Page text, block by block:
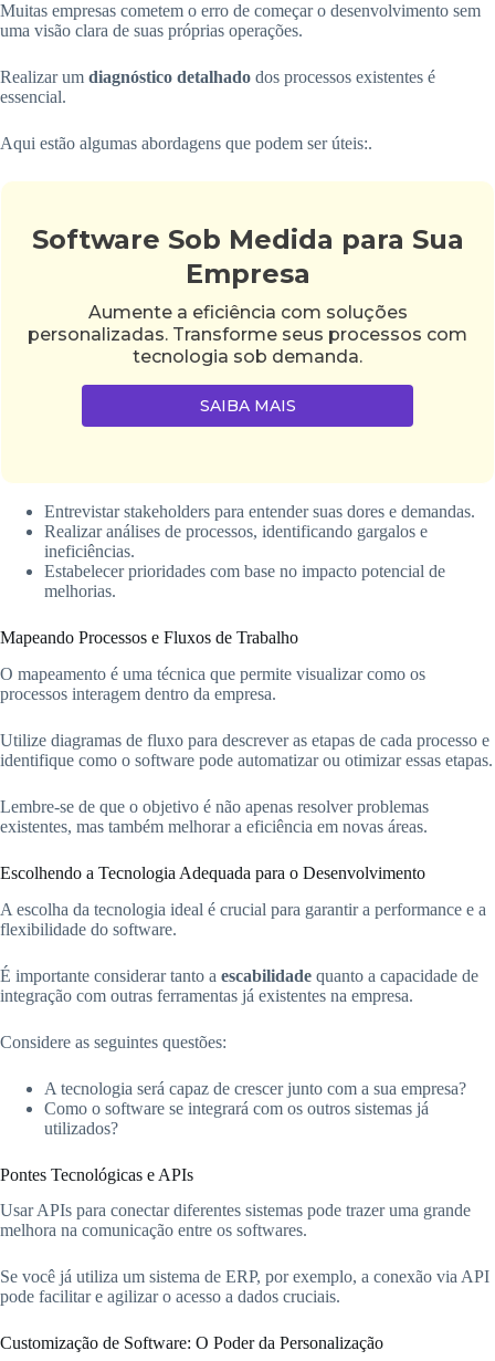
Muitas empresas cometem o erro de começar o desenvolvimento sem
uma visão clara de suas próprias operações.
Realizar um diagnóstico detalhado dos processos existentes é
essencial.
Aqui estão algumas abordagens que podem ser úteis:.
Software Sob Medida para Sua
Empresa
Aumente a eficiência com soluções
personalizadas. Transforme seus processos com
tecnologia sob demanda.
SAIBA MAIS
Entrevistar stakeholders para entender suas dores e demandas.
Realizar análises de processos, identificando gargalos e
ineficiências.
Estabelecer prioridades com base no impacto potencial de
melhorias.
Mapeando Processos e Fluxos de Trabalho
O mapeamento é uma técnica que permite visualizar como os
processos interagem dentro da empresa.
Utilize diagramas de fluxo para descrever as etapas de cada processo e
identifique como o software pode automatizar ou otimizar essas etapas.
Lembre-se de que o objetivo é não apenas resolver problemas
existentes, mas também melhorar a eficiência em novas áreas.
Escolhendo a Tecnologia Adequada para o Desenvolvimento
A escolha da tecnologia ideal é crucial para garantir a performance e a
flexibilidade do software.
É importante considerar tanto a escabilidade quanto a capacidade de
integração com outras ferramentas já existentes na empresa.
Considere as seguintes questões:
A tecnologia será capaz de crescer junto com a sua empresa?
Como o software se integrará com os outros sistemas já
utilizados?
Pontes Tecnológicas e APIs
Usar APIs para conectar diferentes sistemas pode trazer uma grande
melhora na comunicação entre os softwares.
Se você já utiliza um sistema de ERP, por exemplo, a conexão via API
pode facilitar e agilizar o acesso a dados cruciais.
Customização de Software: O Poder da Personalização